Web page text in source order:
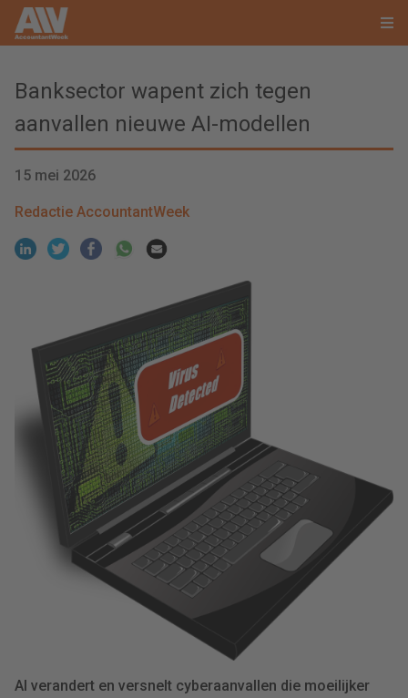
Banksector wapent zich tegen
aanvallen nieuwe AI-modellen
15 mei 2026
Redactie AccountantWeek
AI verandert en versnelt cyberaanvallen die moeilijker